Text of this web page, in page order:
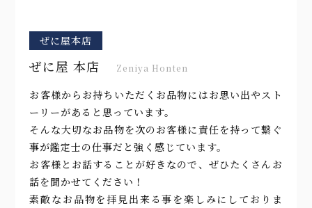
ぜに屋本店
ぜに屋 本店 Zeniya Honten
お客様からお持ちいただくお品物にはお思い出やスト
ーリーがあると思っています。
そんな大切なお品物を次のお客様に責任を持って繋ぐ
事が鑑定士の仕事だと強く感じています。
お客様とお話することが好きなので、ぜひたくさんお
話を聞かせてください！
素敵なお品物を拝見出来る事を楽しみにしておりま